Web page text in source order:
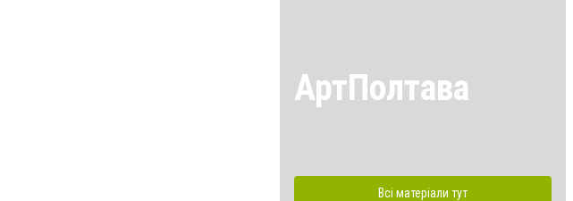
АртПолтава
Всі матеріали тут